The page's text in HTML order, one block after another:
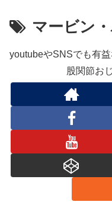
マービン
youtubeやSNSでも有
股関節お